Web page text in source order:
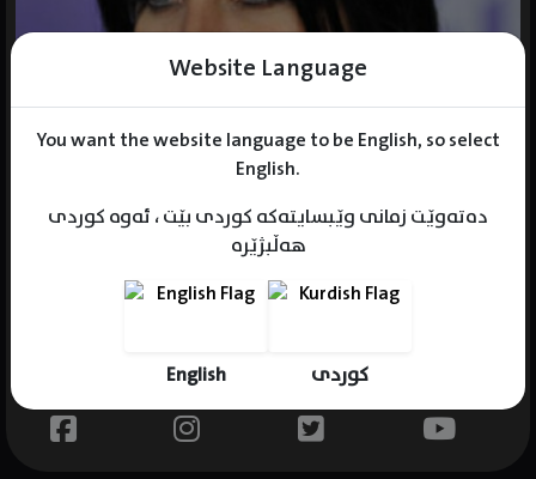
Website Language
You want the website language to be English, so select
English.
دەتەوێت زمانی وێبسایتەکە کوردی بێت ، ئەوە کوردی
هەڵبژێرە
English کوردی
Gender : female
Place of birth : USA